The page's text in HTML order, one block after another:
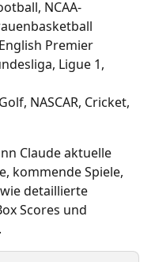
NCAA-
English Premier
Ligue 1,
NASCAR, Cricket,
Claude aktuelle
kommende Spiele,
detaillierte
Scores und